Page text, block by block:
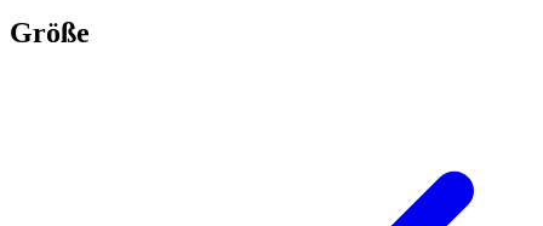
Größe